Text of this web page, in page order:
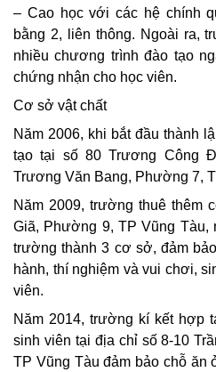
– Cao học với các hệ chính
bằng 2, liên thông. Ngoài ra,
nhiều chương trình đào tạo
chứng nhận cho học viên.
Cơ sở vật chất
Năm 2006, khi bắt đầu thành
tạo tại số 80 Trương Công
Trương Văn Bang, Phường 7,
Năm 2009, trường thuê thêm
Giã, Phường 9, TP Vũng Tàu,
trường thành 3 cơ sở, đảm
hành, thí nghiệm và vui chơi,
viên.
Năm 2014, trường kí kết hợp
sinh viên tại địa chỉ số 8-10
TP Vũng Tàu đảm bảo chỗ ăn